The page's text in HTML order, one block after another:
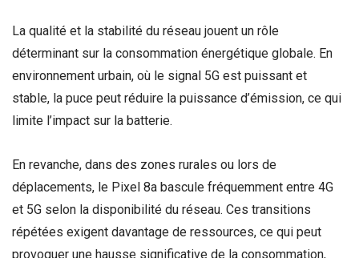
La qualité et la stabilité du réseau jouent un rôle
déterminant sur la consommation énergétique globale. En
environnement urbain, où le signal 5G est puissant et
stable, la puce peut réduire la puissance d’émission, ce qui
limite l’impact sur la batterie.
En revanche, dans des zones rurales ou lors de
déplacements, le Pixel 8a bascule fréquemment entre 4G
et 5G selon la disponibilité du réseau. Ces transitions
répétées exigent davantage de ressources, ce qui peut
provoquer une hausse significative de la consommation,